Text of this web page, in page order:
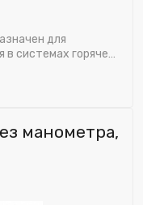
для
системах горячего
витрине mag1c:
манометра,